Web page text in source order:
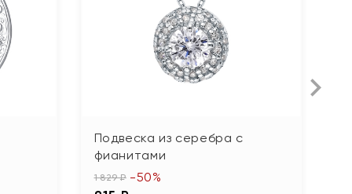
Подвеска из серебра с
фианитами
1 829 ₽ -50%